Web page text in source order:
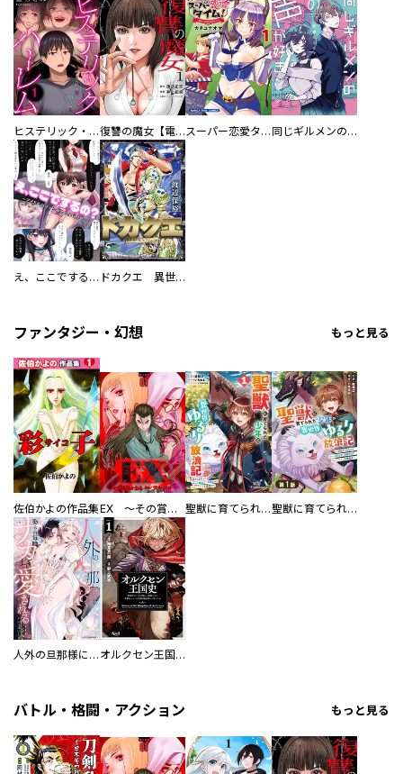
ヒステリック・ハーレム～搾られる男と堕ちる女～【電子単行本版】 復讐の魔女【電子単行本版】 スーパー恋愛タイム！～現場でドＳな彼女は自宅でデレる～ 同じギルメンの声が好き
え、ここでするの？ アイドルのファンが知らない日常 ドカクエ 異世界ドカコッククエスト
ファンタジー・幻想 もっと見る
佐伯かよの作品集 EX ～その賞金稼ぎは、世界の出口を探す～【単行本版】 聖獣に育てられた少年の異世界ゆるり放浪記～神様からもらったチート魔法で、仲間たちとスローライフを満喫中～ 聖獣に育てられた少年の異世界ゆるり放浪記～神様からもらったチート魔法で、仲間たちとスローライフを満喫中～【分冊版】
人外の旦那様に娶られ毎晩ナカまで愛される…。アンソロジー オルクセン王国史
バトル・格闘・アクション もっと見る